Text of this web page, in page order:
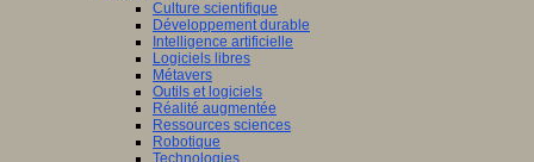
Culture scientifique
Développement durable
Intelligence artificielle
Logiciels libres
Métavers
Outils et logiciels
Réalité augmentée
Ressources sciences
Robotique
Technologies